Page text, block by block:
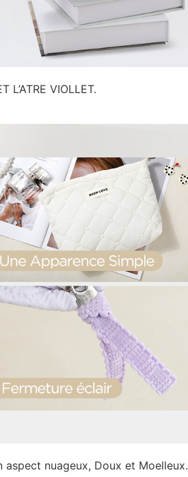
L’ATRE VIOLLET.
aspect nuageux, Doux et Moelleux.